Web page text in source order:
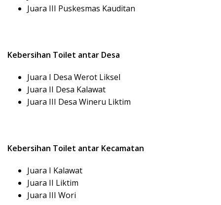
Juara III Puskesmas Kauditan
Kebersihan Toilet antar Desa
Juara I Desa Werot Liksel
Juara II Desa Kalawat
Juara III Desa Wineru Liktim
Kebersihan Toilet antar Kecamatan
Juara I Kalawat
Juara II Liktim
Juara III Wori